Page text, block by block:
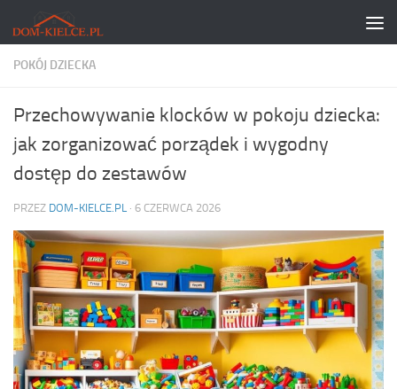
Skip to content
POKÓJ DZIECKA
Przechowywanie klocków w pokoju dziecka:
jak zorganizować porządek i wygodny
dostęp do zestawów
PRZEZ DOM-KIELCE.PL · 6 CZERWCA 2026